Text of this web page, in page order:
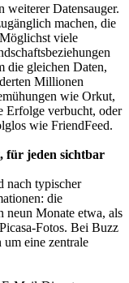
weiterer Datensauger.
machen, die
viele
die gleichen Daten,
Millionen
wie Orkut,
Erfolge verbucht, oder
wie FriendFeed.
für jeden sichtbar
nach typischer
die
neun Monate etwa, als
Fotos. Bei Buzz
eine zentrale